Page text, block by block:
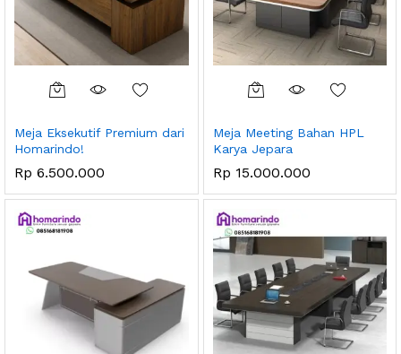
Meja Eksekutif Premium dari
Homarindo!
Rp 6.500.000
Meja Meeting Bahan HPL
Karya Jepara
Rp 15.000.000